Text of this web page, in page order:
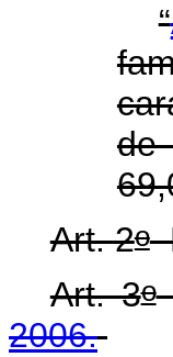
“
de
Art. 2o
Art. 3o
2006.